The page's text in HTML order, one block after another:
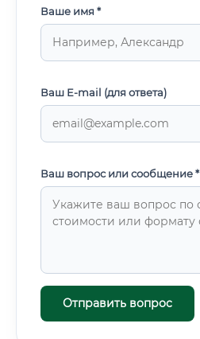
Ваше имя *
Ваш E-mail (для ответа)
Ваш вопрос или сообщение *
Отправить вопрос